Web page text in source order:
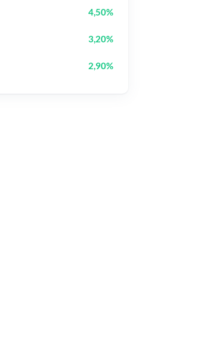
4,50%
3,20%
2,90%